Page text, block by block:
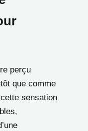
perçu
que comme
sensation